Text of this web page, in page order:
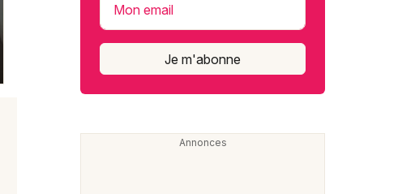
Mon email
Je m'abonne